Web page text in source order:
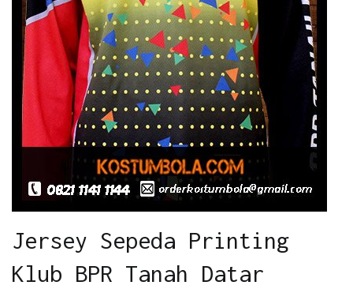
Jersey Sepeda Printing
Klub BPR Tanah Datar